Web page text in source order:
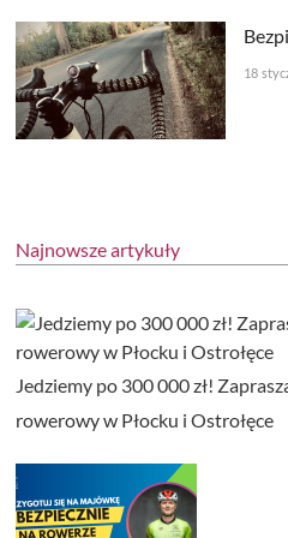
18
Najnowsze artykuły
Jedziemy po 300 000 zł!
rowerowy w Płocku i Ostrołęce